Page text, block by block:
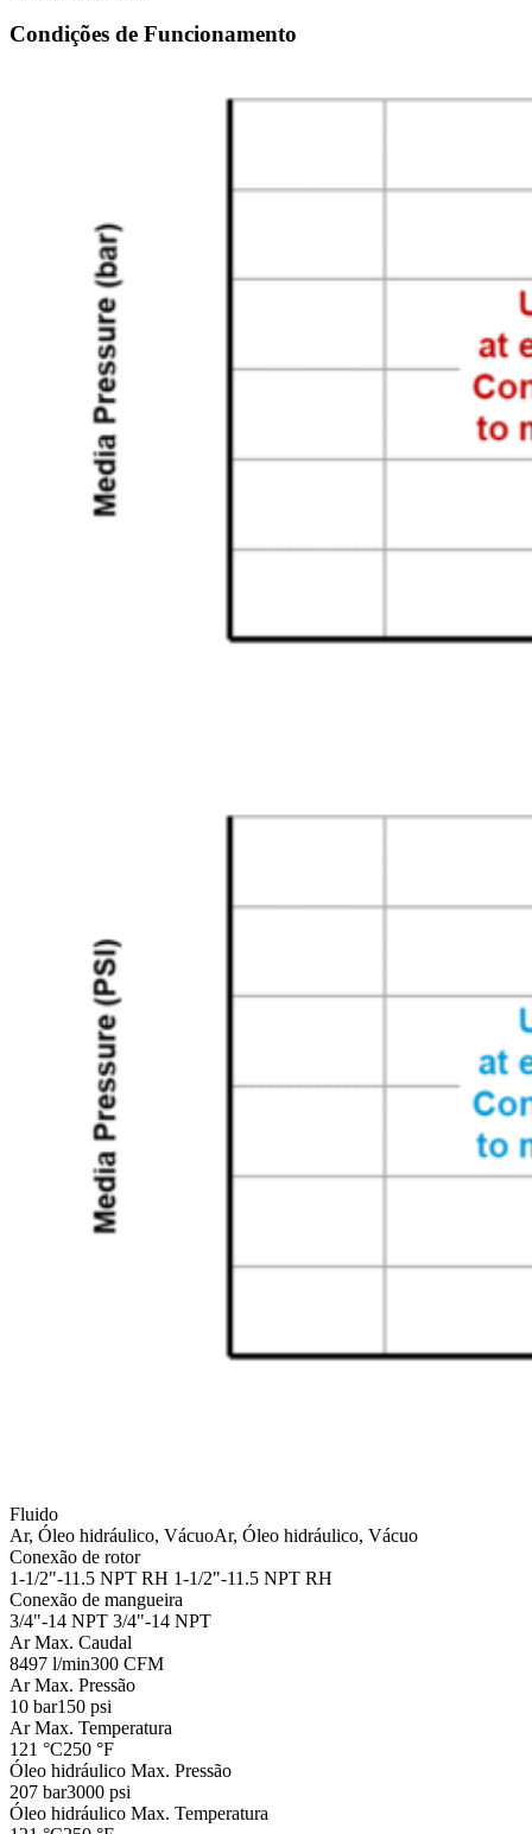
Condições de Funcionamento
Fluido
Ar, Óleo hidráulico, VácuoAr, Óleo hidráulico, Vácuo
Conexão de rotor
1-1/2"-11.5 NPT RH 1-1/2"-11.5 NPT RH
Conexão de mangueira
3/4"-14 NPT 3/4"-14 NPT
Ar Max. Caudal
8497 l/min300 CFM
Ar Max. Pressão
10 bar150 psi
Ar Max. Temperatura
121 °C250 °F
Óleo hidráulico Max. Pressão
207 bar3000 psi
Óleo hidráulico Max. Temperatura